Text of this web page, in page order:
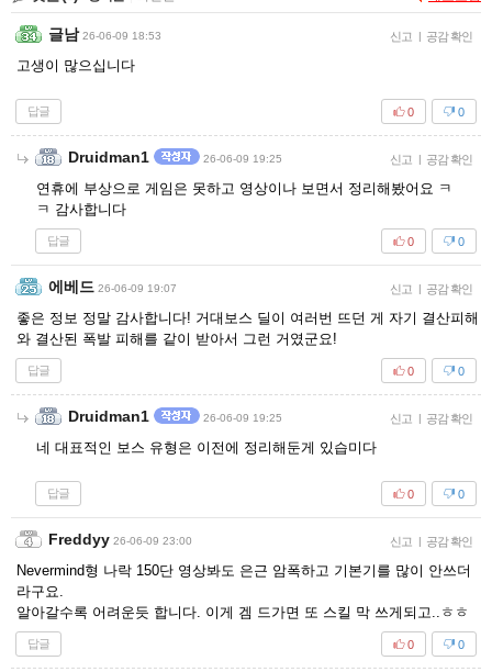
글남 26-06-09 18:53 신고 | 공감 확인
고생이 많으십니다
답글 0
0
Druidman1 26-06-09 19:25 신고 | 공감 확인
연휴에 부상으로 게임은 못하고 영상이나 보면서 정리해봤어요 ㅋ
ㅋ 감사합니다
답글 0
0
에베드 26-06-09 19:07 신고 | 공감 확인
좋은 정보 정말 감사합니다! 거대보스 딜이 여러번 뜨던 게 자기 결산피해
와 결산된 폭발 피해를 같이 받아서 그런 거였군요!
답글 0
0
Druidman1 26-06-09 19:25 신고 | 공감 확인
네 대표적인 보스 유형은 이전에 정리해둔게 있습미다
답글 0
0
Freddyy 26-06-09 23:00 신고 | 공감 확인
Nevermind형 나락 150단 영상봐도 은근 암폭하고 기본기를 많이 안쓰더
라구요.
알아갈수록 어려운듯 합니다. 이게 겜 드가면 또 스킬 막 쓰게되고..ㅎㅎ
답글 0
0